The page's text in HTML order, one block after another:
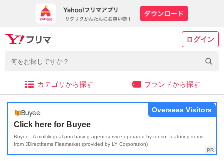
ログイン
カテゴリから探す ブランドから探す
Click here for Buyee
Buyee - A multilingual purchasing agent service operated by tenso, featuring items
from JDirectItems Fleamarket (provided by LY Corporation)
Overseas Visitors